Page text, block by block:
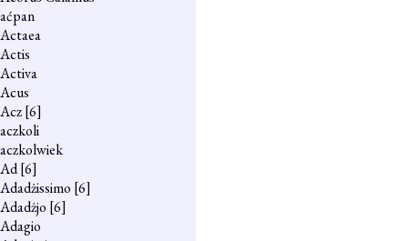
aćpan
Actaea
Actis
Activa
Acus
Acz[6]
aczkoli
aczkolwiek
Ad[6]
Adadżissimo [6]
Adadżjo [6]
Adagio